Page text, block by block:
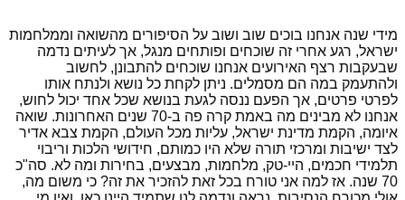
מידי שנה אנחנו בוכים שוב ושוב על הסיפורים מהשואה וממלחמות
ישראל, רגע אחרי זה שוכחים ופותחים מנגל, אך לעיתים נדמה
שבעקבות רצף האירועים אנחנו שוכחים להתבונן, לחשוב
ולהתעמק במה הם מסמלים. ניתן לקחת כל נושא ולנתח אותו
לפרטי פרטים, אך הפעם ננסה לגעת בנושא שכל אחד יכול לחוש,
אנחנו לא מבינים מה באמת קרה פה ב-70 שנים האחרונות. שואה
איומה, הקמת מדינת ישראל, עליות מכל העולם, הקמת צבא אדיר
לצד ישיבות ומרכזי תורה שלא היו כמותם, חידושי הלכות וריבוי
תלמידי חכמים, היי-טק, מלחמות, מבצעים, בחירות ומה לא. סה"כ
70 שנה. אז למה אני טורח בכל זאת להזכיר את זה? כי משום מה,